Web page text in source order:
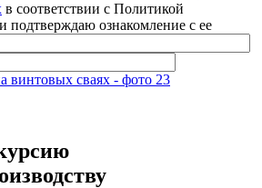
в соответствии с Политикой
подтверждаю ознакомление с ее